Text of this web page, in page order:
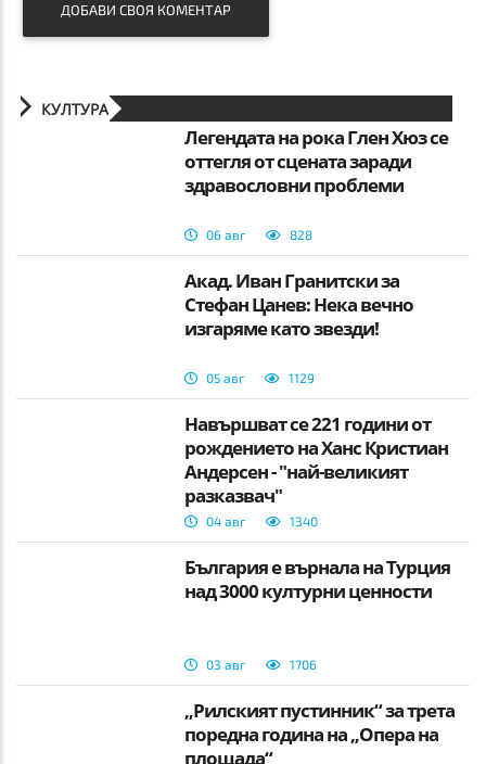
ДОБАВИ СВОЯ КОМЕНТАР
КУЛТУРА
Легендата на рока Глен Хюз се
оттегля от сцената заради
здравословни проблеми
06 авг 828
Акад. Иван Гранитски за
Стефан Цанев: Нека вечно
изгаряме като звезди!
05 авг 1129
Навършват се 221 години от
рождението на Ханс Кристиан
Андерсен - "най-великият
разказвач"
04 авг 1340
България е върнала на Турция
над 3000 културни ценности
03 авг 1706
„Рилският пустинник“ за трета
поредна година на „Опера на
площада“